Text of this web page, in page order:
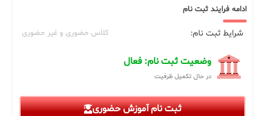
ادامه فرایند ثبت نام
شرایط ثبت نام: کلاس حضوری و غیر حضوری
وضعیت ثبت نام: فعال
در حال تکمیل ظرفیت
ثبت نام آموزش حضوری